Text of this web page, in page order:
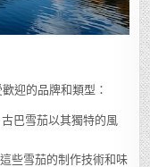
迎的品牌和類型：
巴雪茄以其獨特的風
些雪茄的制作技術和味